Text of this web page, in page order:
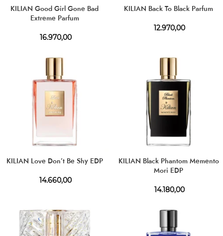
KILIAN Good Girl Gone Bad
Extreme Parfum
16.970,00
KILIAN Back To Black Parfum
12.970,00
KILIAN Love Don’t Be Shy EDP
14.660,00
KILIAN Black Phantom Memento
Mori EDP
14.180,00